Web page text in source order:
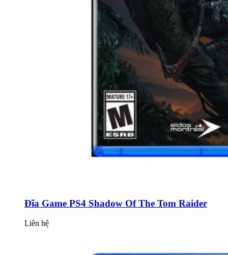
Đĩa Game PS4 Shadow Of The Tom Raider
Liên hệ